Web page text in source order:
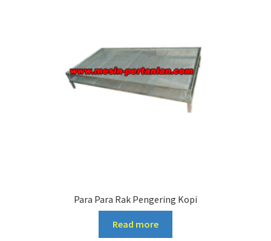
Para Para Rak Pengering Kopi
Read more